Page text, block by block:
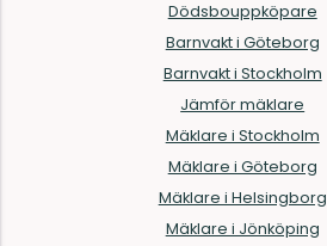
Dödsbouppköpare
Barnvakt i Göteborg
Barnvakt i Stockholm
Jämför mäklare
Mäklare i Stockholm
Mäklare i Göteborg
Mäklare i Helsingborg
Mäklare i Jönköping